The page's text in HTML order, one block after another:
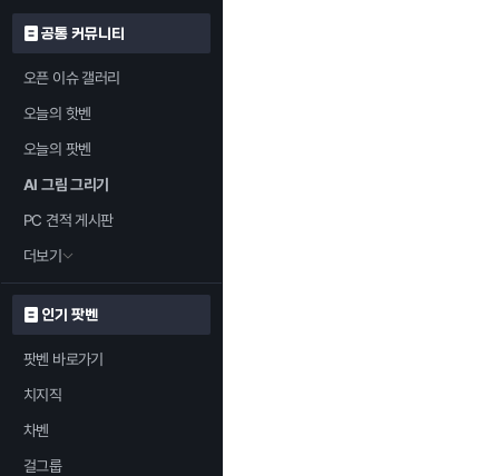
공통 커뮤니티
오픈 이슈 갤러리
오늘의 핫벤
오늘의 팟벤
AI 그림 그리기
PC 견적 게시판
더보기
인기 팟벤
팟벤 바로가기
치지직
차벤
걸그룹